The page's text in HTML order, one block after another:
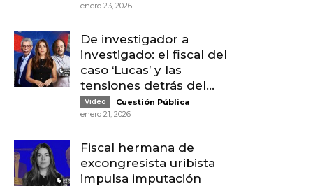
enero 23, 2026
De investigador a
investigado: el fiscal del
caso ‘Lucas’ y las
tensiones detrás del...
Video Cuestión Pública -
enero 21, 2026
Fiscal hermana de
excongresista uribista
impulsa imputación